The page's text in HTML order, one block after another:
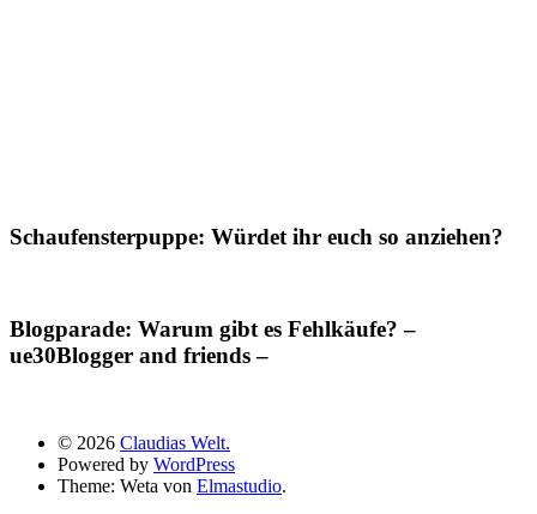
Schaufensterpuppe: Würdet ihr euch so anziehen?
Blogparade: Warum gibt es Fehlkäufe? –
ue30Blogger and friends –
© 2026 Claudias Welt.
Powered by WordPress
Theme: Weta von Elmastudio.